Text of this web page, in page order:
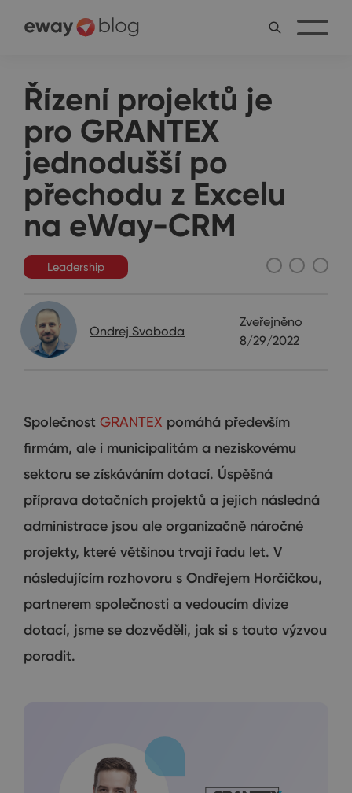
Řízení projektů je
pro GRANTEX
jednodušší po
přechodu z Excelu
na eWay-CRM
Leadership
Ondrej Svoboda
Zveřejněno
8/29/2022
Společnost GRANTEX pomáhá především
firmám, ale i municipalitám a neziskovému
sektoru se získáváním dotací. Úspěšná
příprava dotačních projektů a jejich následná
administrace jsou ale organizačně náročné
projekty, které většinou trvají řadu let. V
následujícím rozhovoru s Ondřejem Horčičkou,
partnerem společnosti a vedoucím divize
dotací, jsme se dozvěděli, jak si s touto výzvou
poradit.